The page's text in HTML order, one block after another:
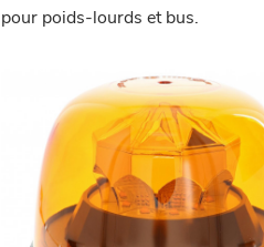
pour poids-lourds et bus.